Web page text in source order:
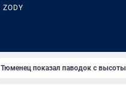
ZODY
Тюменец показал паводок с высоты